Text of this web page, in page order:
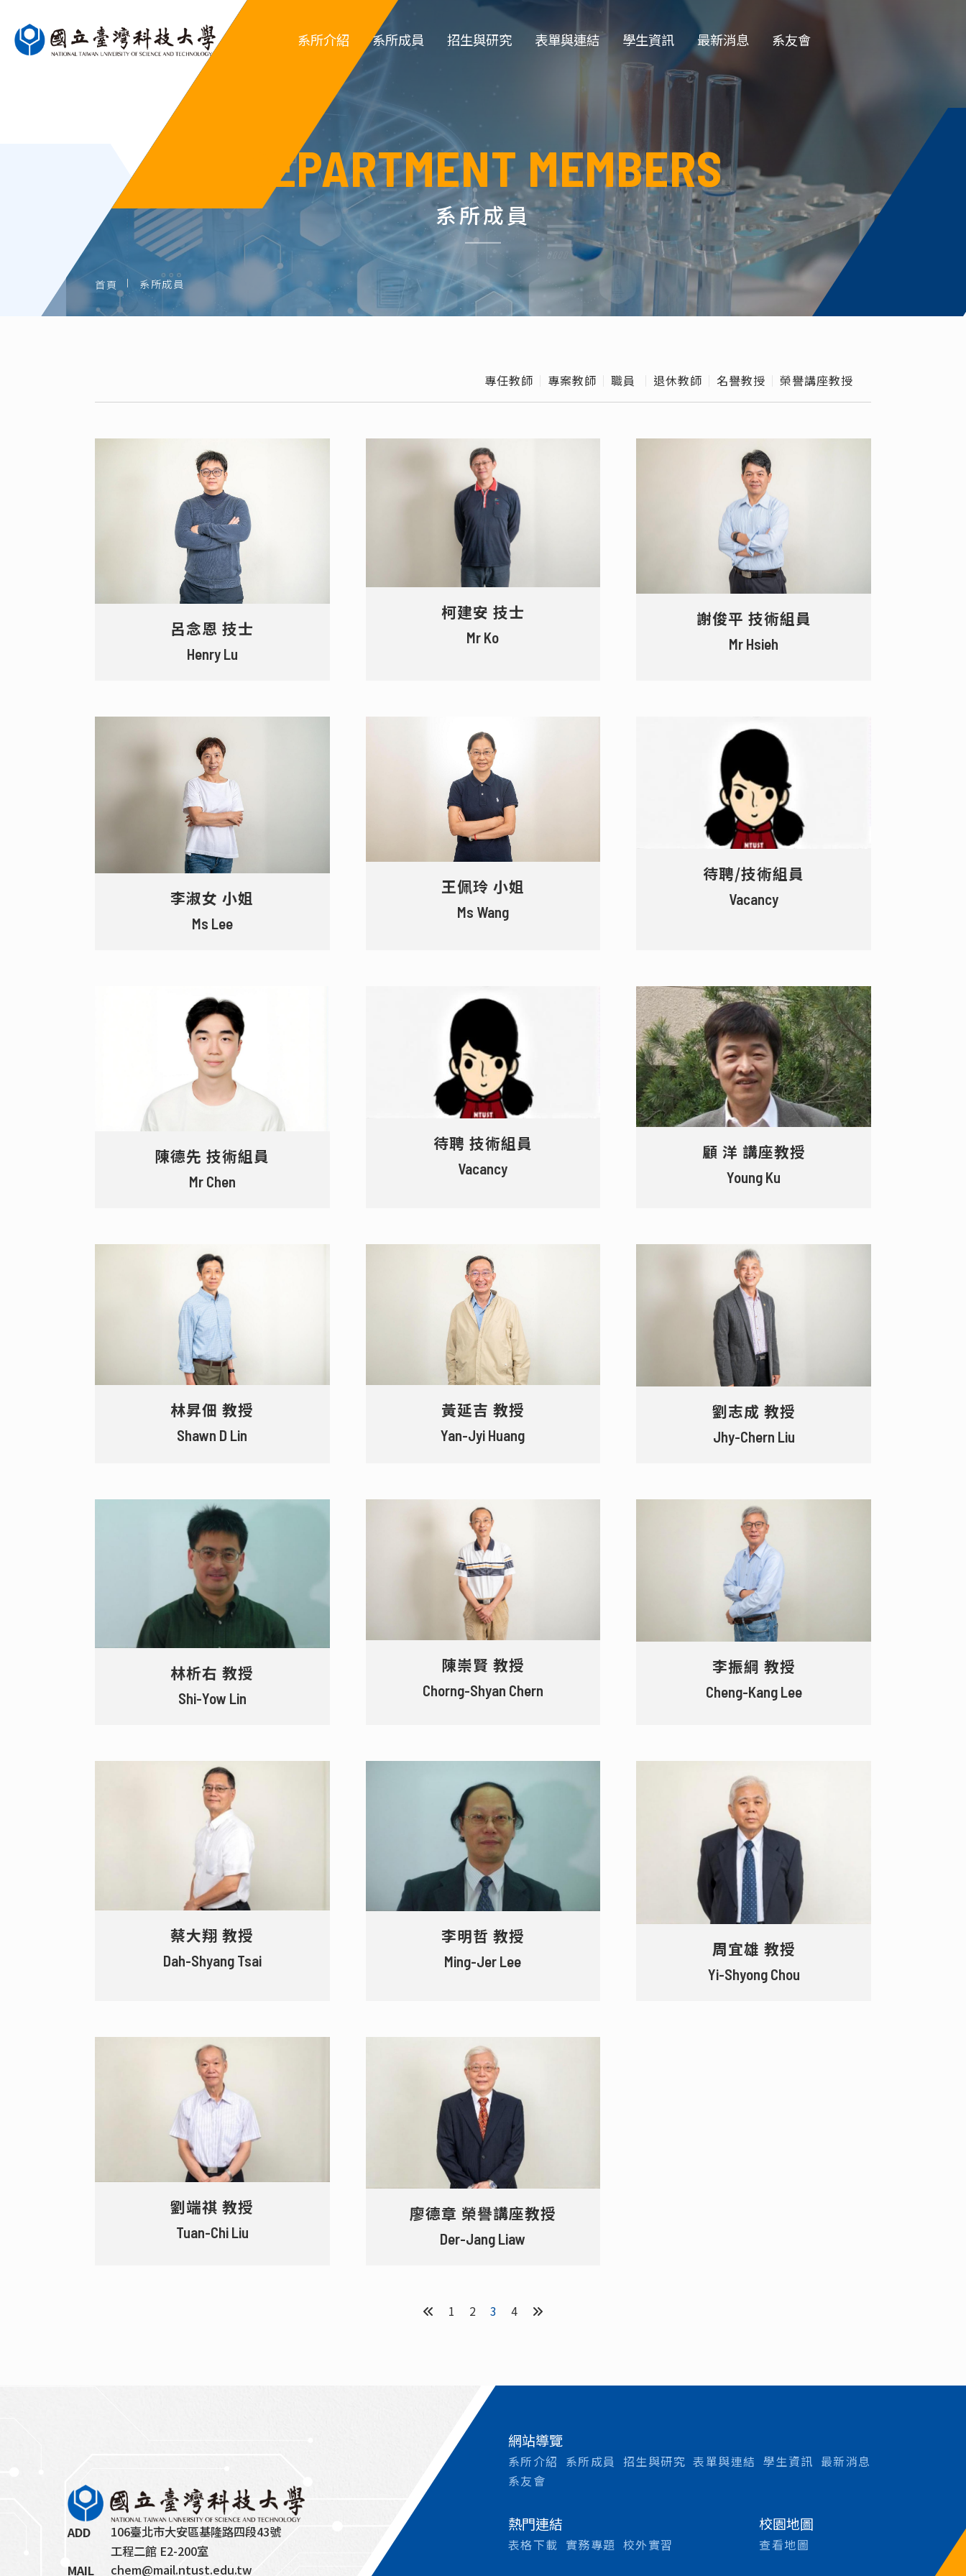
系所介紹
簡介
系徽
系所規章
行政組織
歷屆系主任
歷屆系傑出校友名
單
系所成員
專案教師
職員
退休教師
名譽教授
榮譽講座教授
招生與研究
特色實驗室
儀器租借
環安衛資訊
高中職生園地
化工營
表單與連結
學生類表單
學生資訊
大學部
系學會
碩士班
博士班
指導教授收受碩班
生資訊
學位論文口試
碩士班口試作業流
實務專題
班級導師
最新消息
榮譽榜
演講公告
活動花絮
獎學金公告
系友會
DEPARTMENT MEMBERS
系所成員
首頁 系所成員
專任教師 專案教師 職員 退休教師 名譽教授 榮譽講座教授
呂念恩 技士
Henry Lu
柯建安 技士
Mr Ko
謝俊平 技術組員
Mr Hsieh
李淑女 小姐
Ms Lee
王佩玲 小姐
Ms Wang
待聘/技術組員
Vacancy
陳德先 技術組員
Mr Chen
待聘 技術組員
Vacancy
顧 洋 講座教授
Young Ku
林昇佃 教授
Shawn D Lin
黃延吉 教授
Yan-Jyi Huang
劉志成 教授
Jhy-Chern Liu
林析右 教授
Shi-Yow Lin
陳崇賢 教授
Chorng-Shyan Chern
李振綱 教授
Cheng-Kang Lee
蔡大翔 教授
Dah-Shyang Tsai
李明哲 教授
Ming-Jer Lee
周宜雄 教授
Yi-Shyong Chou
劉端祺 教授
Tuan-Chi Liu
廖德章 榮譽講座教授
Der-Jang Liaw
1 2 3 4
ADD
106臺北市大安區基隆路四段43號
工程二館 E2-200室
MAIL
chem@mail.ntust.edu.tw
網站導覽
系所介紹 系所成員 招生與研究 表單與連結 學生資訊 最新消息
系友會
熱門連結
表格下載 實務專題 校外實習
校園地圖
查看地圖